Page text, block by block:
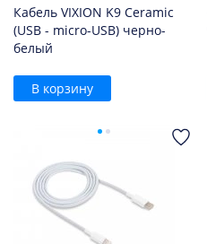
Кабель VIXION K9 Ceramic
(USB - micro-USB) черно-
белый
В корзину